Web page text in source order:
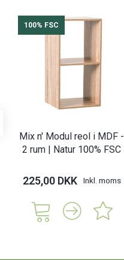
100% FSC
Mix n' Modul reol i MDF -
2 rum | Natur 100% FSC
225,00 DKK Inkl. moms